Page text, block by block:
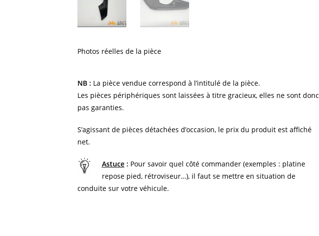
Photos réelles de la pièce
NB : La pièce vendue correspond à l’intitulé de la pièce.
Les pièces périphériques sont laissées à titre gracieux, elles ne sont donc
pas garanties.
S’agissant de pièces détachées d’occasion, le prix du produit est affiché
net.
Astuce: Pour savoir quel côté commander (exemples : platine
repose pied, rétroviseur…), il faut se mettre en situation de
conduite sur votre véhicule.